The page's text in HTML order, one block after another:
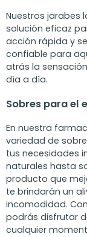
Nuestros jarabes
solución eficaz
acción rápida y
confiable para
atrás la
día a día.
Sobres para el
En nuestra
variedad de
tus necesidades
naturales hasta
producto que
te brindarán un
incomodidad.
podrás disfrutar
cualquier